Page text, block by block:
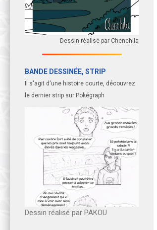
Dessin réalisé par Chenchila
BANDE DESSINÉE, STRIP
Il s'agit d'une histoire courte, découvrez
le dernier strip sur Pokégraph
Dessin réalisé par PAKOU